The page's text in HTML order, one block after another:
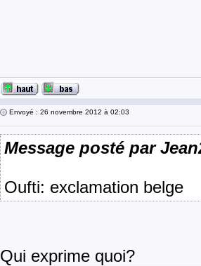
Envoyé : 26 novembre 2012 à 02:03
Message posté par
Oufti: exclamation belge
Qui exprime quoi?